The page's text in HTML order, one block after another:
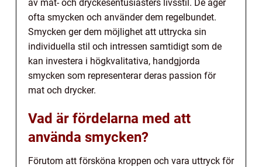
av mat- och dryckesentusiasters livsstil. De äger
ofta smycken och använder dem regelbundet.
Smycken ger dem möjlighet att uttrycka sin
individuella stil och intressen samtidigt som de
kan investera i högkvalitativa, handgjorda
smycken som representerar deras passion för
mat och drycker.
Vad är fördelarna med att
använda smycken?
Förutom att försköna kroppen och vara uttryck för